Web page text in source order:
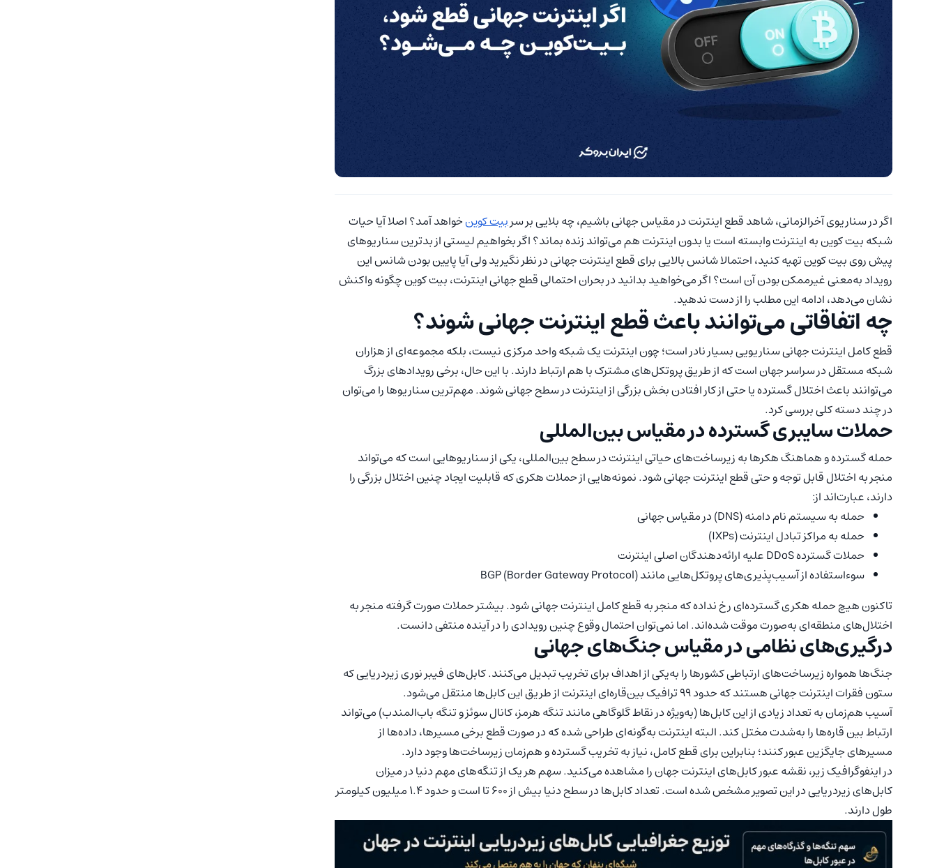
اگر در سناریوی آخرالزمانی، شاهد قطع اینترنت در مقیاس جهانی باشیم، چه بلایی بر سربیت کوینخواهد آمد؟ اصلا آیا حیات
شبکه بیت کوین به اینترنت وابسته است یا بدون اینترنت هم می‌تواند زنده بماند؟ اگر بخواهیم لیستی از بدترین سناریوهای
پیش روی بیت کوین تهیه کنید، احتمالا شانس بالایی برای قطع اینترنت جهانی در نظر نگیرید ولی آیا پایین بودن شانس این
رویداد به‌معنی غیرممکن بودن آن است؟ اگر می‌خواهید بدانید در بحران احتمالی قطع جهانی اینترنت، بیت کوین چگونه واکنش
نشان می‌دهد، ادامه این مطلب را از دست ندهید.
چه اتفاقاتی می‌توانند باعث قطع اینترنت جهانی شوند؟
قطع کامل اینترنت جهانی سناریویی بسیار نادر است؛ چون اینترنت یک شبکه واحد مرکزی نیست، بلکه مجموعه‌ای از هزاران
شبکه مستقل در سراسر جهان است که از طریق پروتکل‌های مشترک با هم ارتباط دارند. با این حال، برخی رویدادهای بزرگ
می‌توانند باعث اختلال گسترده یا حتی از کار افتادن بخش بزرگی از اینترنت در سطح جهانی شوند. مهم‌ترین سناریوها را می‌توان
در چند دسته کلی بررسی کرد.
حملات سایبری گسترده در مقیاس بین‌المللی
حمله گسترده و هماهنگ هکرها به زیرساخت‌های حیاتی اینترنت در سطح بین‌المللی، یکی از سناریوهایی است که می‌تواند
منجر به اختلال قابل توجه و حتی قطع اینترنت جهانی شود. نمونه‌هایی از حملات هکری که قابلیت ایجاد چنین اختلال بزرگی را
دارند، عبارت‌اند از:‌
حمله به سیستم نام دامنه (DNS) در مقیاس جهانی
حمله به مراکز تبادل اینترنت (IXPs)
حملات گسترده DDoS علیه ارائه‌دهندگان اصلی اینترنت
سوءاستفاده از آسیب‌پذیری‌های پروتکل‌هایی مانند BGP (Border Gateway Protocol)
تاکنون هیچ حمله هکری گسترده‌ای رخ نداده که منجر به قطع کامل اینترنت جهانی شود. بیشتر حملات صورت گرفته منجر به
اختلال‌های منطقه‌ای به‌صورت موقت شده‌اند. اما نمی‌توان احتمال وقوع چنین رویدادی را در آینده منتفی دانست.
درگیری‌های نظامی در مقیاس جنگ‌های جهانی
جنگ‌ها همواره زیرساخت‌های ارتباطی کشورها را به‌یکی از اهداف برای تخریب تبدیل می‌کنند. کابل‌های فیبر نوری زیردریایی که
ستون فقرات اینترنت جهانی هستند که حدود 99 ترافیک بین‌قاره‌ای اینترنت از طریق این کابل‌ها منتقل می‌شود.
آسیب هم‌زمان به تعداد زیادی از این کابل‌ها (به‌ویژه در نقاط گلوگاهی مانند تنگه هرمز، کانال سوئز و تنگه باب‌المندب) می‌تواند
ارتباط بین قاره‌ها را به‌شدت مختل کند. البته اینترنت به‌گونه‌ای طراحی شده که در صورت قطع برخی مسیرها، داده‌ها از
مسیرهای جایگزین عبور کنند؛ بنابراین برای قطع کامل، نیاز به تخریب گسترده و هم‌زمان زیرساخت‌ها وجود دارد.
در اینفوگرافیک زیر، نقشه عبور کابل‌های اینترنت جهان را مشاهده می‌کنید. سهم هر یک از تنگه‌های مهم دنیا در میزان
کابل‌های زیردریایی در این تصویر مشخص شده است. تعداد کابل‌ها در سطح دنیا بیش از 600 تا است و حدود 1.4 میلیون کیلومتر
طول دارند.